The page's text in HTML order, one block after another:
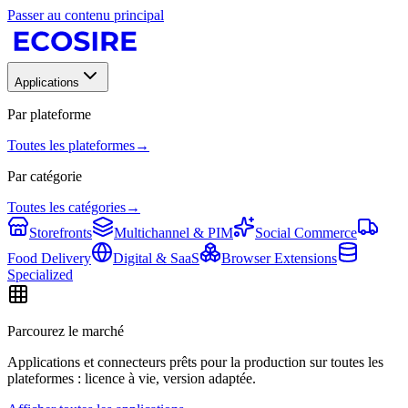
Passer au contenu principal
Applications
Par plateforme
Toutes les plateformes→
Par catégorie
Toutes les catégories→
Storefronts
Multichannel & PIM
Social Commerce
Food Delivery
Digital & SaaS
Browser Extensions
Specialized
Parcourez le marché
Applications et connecteurs prêts pour la production sur toutes les
plateformes : licence à vie, version adaptée.